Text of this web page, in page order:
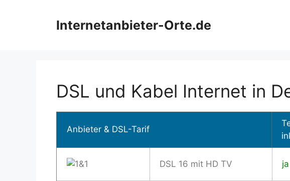
Internetanbieter-Orte.de
DSL und Kabel Internet in
Anbieter & DSL-Tarif
DSL 16 mit HD TV ja